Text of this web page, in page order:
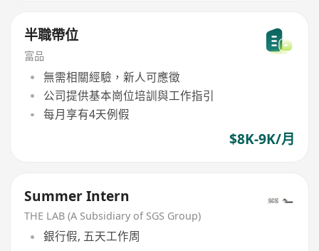
半職帶位
富品
無需相關經驗，新人可應徵
公司提供基本崗位培訓與工作指引
每月享有4天例假
$8K-9K/月
Summer Intern
THE LAB (A Subsidiary of SGS Group)
銀行假, 五天工作周